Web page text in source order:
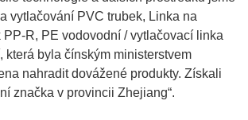
vytlačování PVC trubek, Linka na
PP-R, PE vodovodní / vytlačovací linka
, která byla čínským ministerstvem
nahradit dovážené produkty. Získali
značka v provincii Zhejiang“.